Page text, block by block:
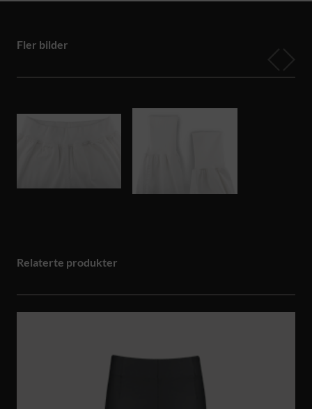
Fler bilder
Relaterte produkter